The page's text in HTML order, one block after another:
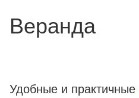
Веранда
Удобные и практичные